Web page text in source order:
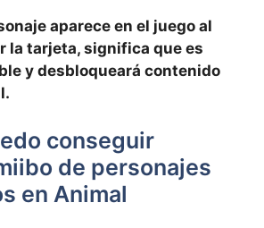
​aparece en el juego al
la tarjeta, significa que‌ es
y desbloqueará contenido‍
conseguir
‍de personajes
en Animal